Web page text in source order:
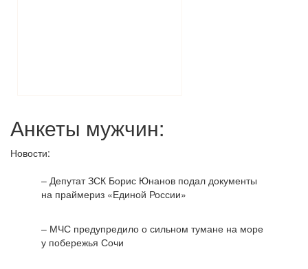
Анкеты мужчин:
Новости:
– Депутат ЗСК Борис Юнанов подал документы
на праймериз «Единой России»
– МЧС предупредило о сильном тумане на море
у побережья Сочи